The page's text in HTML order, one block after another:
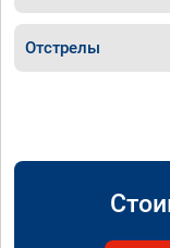
Отстрелы